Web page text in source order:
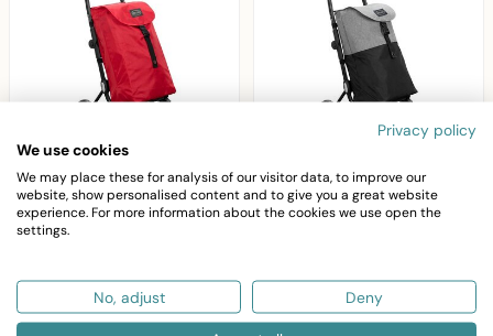
CERUZO
Go Four
Boodschappentrolley -
Rood - 43.5 liter - by
Praktische
boodschappentrolley
CERUZO
Go Four
Boodschappentrolley -
boodschappentrolley
Privacy policy
We use cookies
We may place these for analysis of our visitor data, to improve our
website, show personalised content and to give you a great website
experience. For more information about the cookies we use open the
settings.
No, adjust Deny